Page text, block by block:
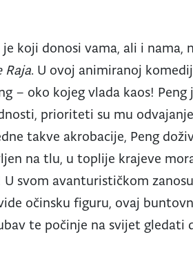
koji donosi vama, ali i nama,
Raja. U ovoj animiranoj
– oko kojeg vlada kaos! Peng
prioriteti su mu
takve akrobacije, Peng
na tlu, u toplije krajeve
svom avanturističkom
očinsku figuru, ovaj
te počinje na svijet gledati